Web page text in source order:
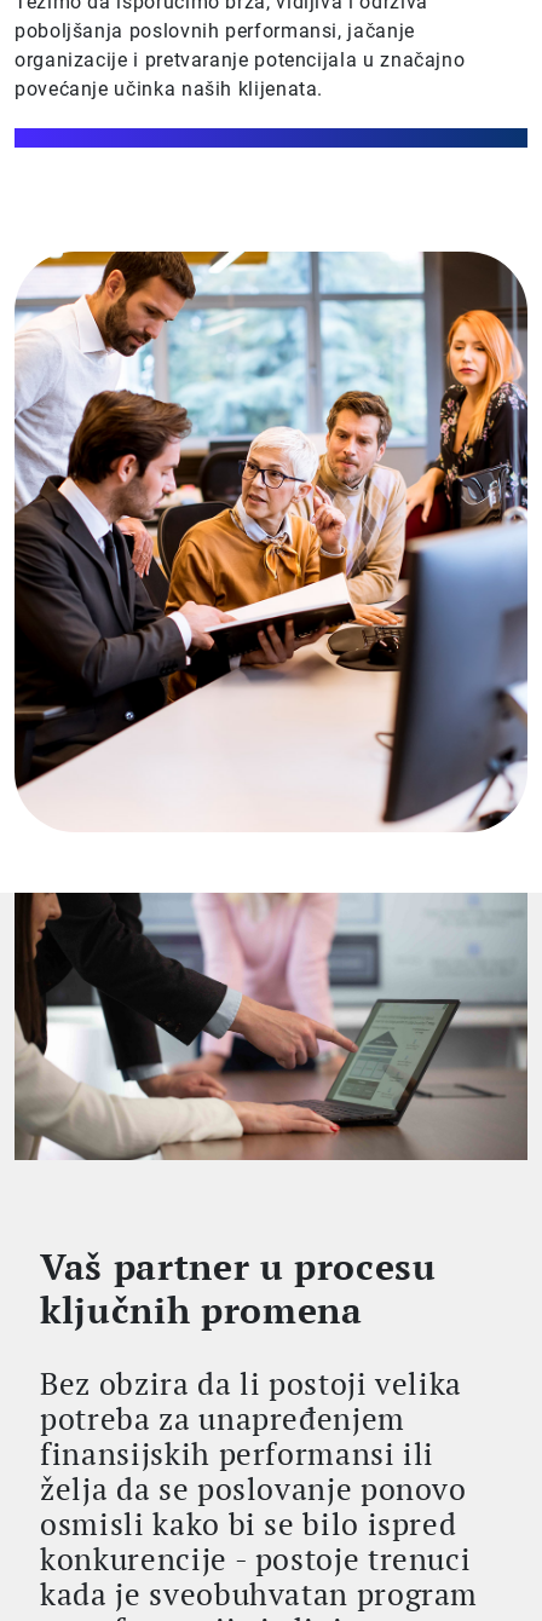
poboljšanja poslovnih performansi, jačanje
organizacije i pretvaranje potencijala u značajno
povećanje učinka naših klijenata.
Vaš partner u procesu
ključnih promena
Bez obzira da li postoji velika
potreba za unapređenjem
finansijskih performansi ili
želja da se poslovanje ponovo
osmisli kako bi se bilo ispred
konkurencije - postoje trenuci
kada je sveobuhvatan program